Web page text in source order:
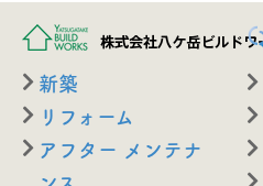
新築
リフォーム
アフター メンテナ